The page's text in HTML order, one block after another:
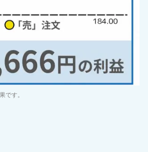
です。